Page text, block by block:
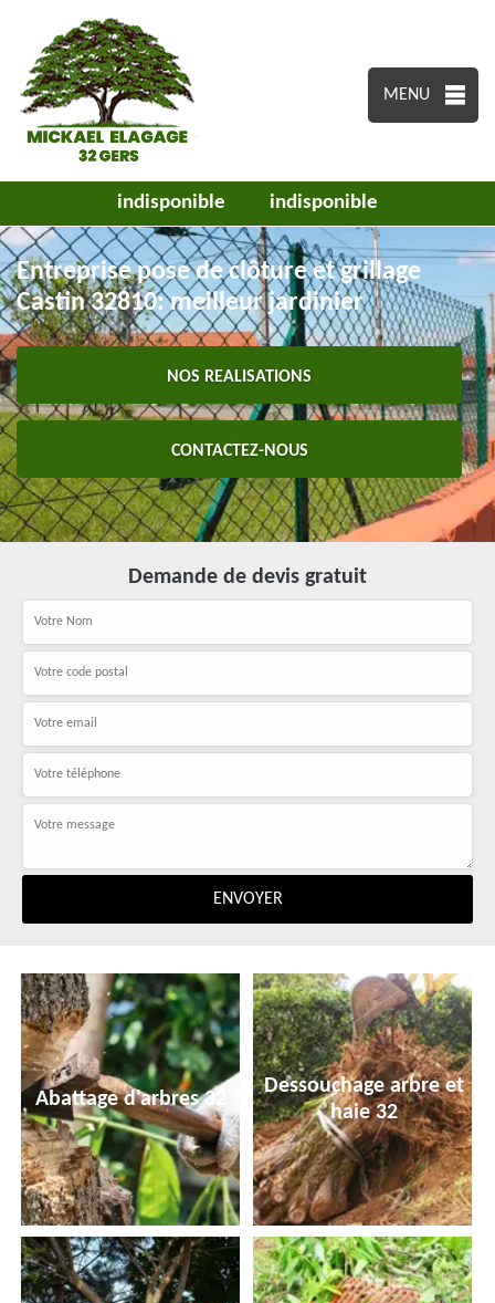
MENU
indisponible indisponible
Entreprise pose de clôture et grillage
Castin 32810: meilleur jardinier
NOS REALISATIONS
CONTACTEZ-NOUS
Demande de devis gratuit
Abattage d'arbres 32
Dessouchage arbre et
haie 32